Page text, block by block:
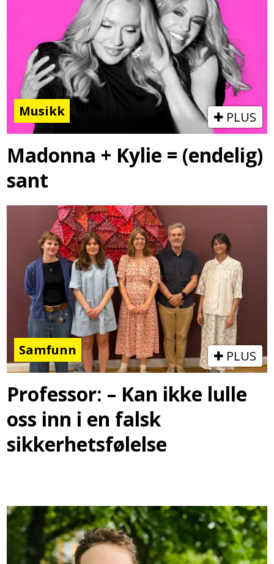
Musikk PLUS
Madonna + Kylie = (endelig)
sant
Samfunn PLUS
Professor: – Kan ikke lulle
oss inn i en falsk
sikkerhetsfølelse